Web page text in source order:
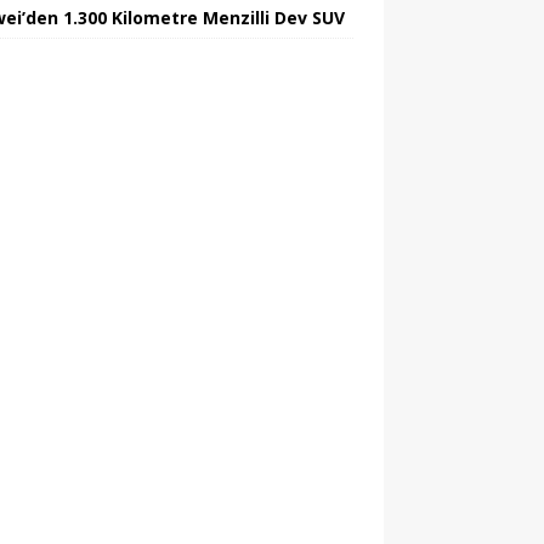
1.300 Kilometre Menzilli Dev SUV